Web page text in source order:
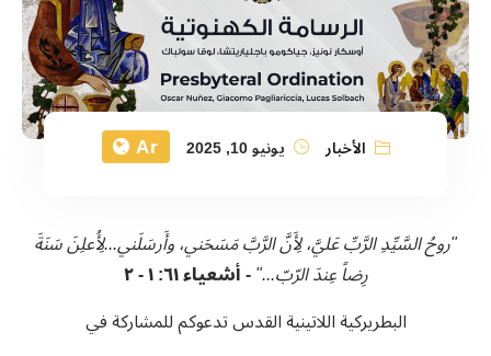
الأخبار يونيو 10, 2025 Ar
"روحُ السَّيِّدِ الرَّبِّ عَليَّ، لِأَنَّ الرَّبَّ مَسَحَني، وأَرسَلَني...لِأُعلِنَ سَنَةَ
رِضاً عِندَ الرّبّ..."-أشعياء ٦١: ١ - ٢
البطريركية اللاتينية القدس تدعوكم للمشاركة في